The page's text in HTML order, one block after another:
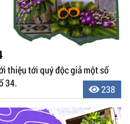
thiệu tới quý độc giả một số
34.
238